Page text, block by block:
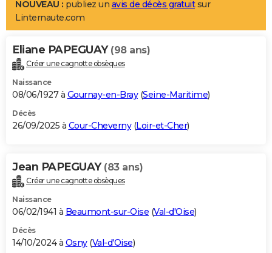
Art de vivre
Bien-être
Loisirs
Mode
Modes de vie
Alimentation
Guide de la santé
Maladies
Médicaments
Sommeil
VOYAGE
Destinations
City break
Voyage nature
Voyage de noces
Forum
Climat
+PHOTO
GUIDES D'ACHAT
BONS PLANS
Carte de Noël
Carte Bonne année
Carte Saint-Valentin
Carte Pâques
Carte d'anniversaire
DICTIONNAIRE
Dictionnaire
Biographies
Citations
Expressions
Proverbes
PROGRAMME TV
S'inscrire
Se connecter
Lycées
Collèges
Primaires
Universités
Entreprises
Service militaire
Avis de recherche
AVIS DE DÉCÈS
NOUVEAU : publiez un avis de décès gratuitsur
Linternaute.com
Eliane PAPEGUAY (98 ans)
Créer une cagnotte obsèques
Naissance
08/06/1927 à Gournay-en-Bray(Seine-Maritime)
Décès
26/09/2025 à Cour-Cheverny(Loir-et-Cher)
Jean PAPEGUAY (83 ans)
Créer une cagnotte obsèques
Naissance
06/02/1941 à Beaumont-sur-Oise (Val-d'Oise)
Décès
14/10/2024 à Osny(Val-d'Oise)